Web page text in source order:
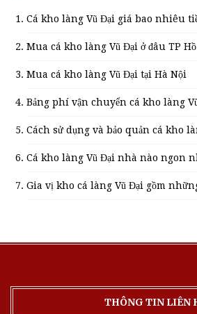
Cá kho làng Vũ Đại giá bao nhiêu
Mua cá kho làng Vũ Đại ở đâu TP
Mua cá kho làng Vũ Đại tại Hà Nội
Bảng phí vận chuyển cá kho làng
Cách sử dụng và bảo quản cá kho
Cá kho làng Vũ Đại nhà nào ngon
Gia vị kho cá làng Vũ Đại gồm
THÔNG TIN LIÊN